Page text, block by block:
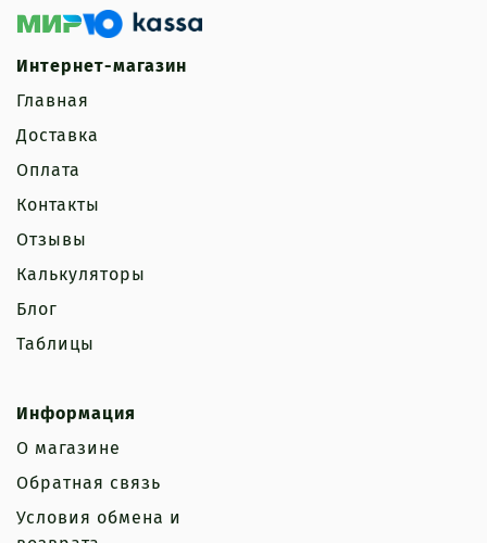
Интернет-магазин
Главная
Доставка
Оплата
Контакты
Отзывы
Калькуляторы
Блог
Таблицы
Информация
О магазине
Обратная связь
Условия обмена и